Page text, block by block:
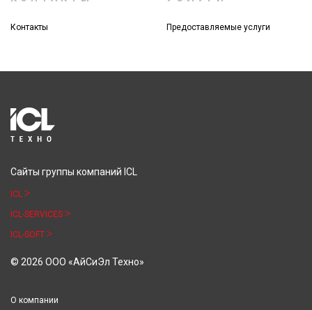
Контакты Предоставляемые услуги
Сайты группы компаний ICL
ICL
ICL-SERVICES
ICL-SOFT
© 2026 ООО «АйСиЭл Техно»
О компании